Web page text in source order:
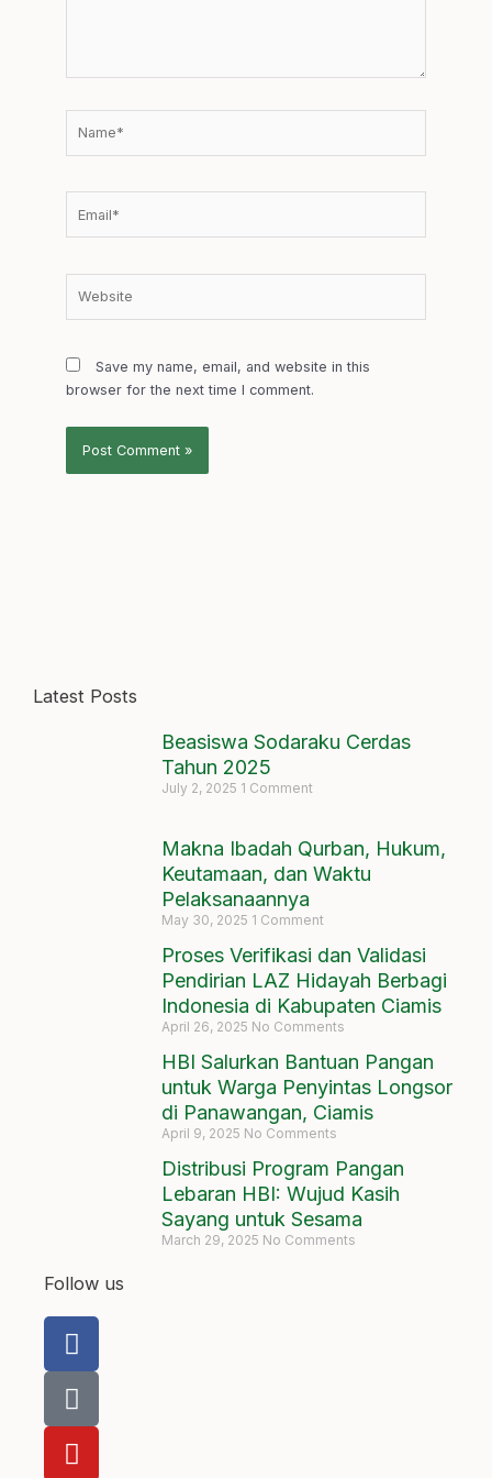
Save my name, email, and website in this
browser for the next time I comment.
Latest Posts
Beasiswa Sodaraku Cerdas
Tahun 2025
July 2, 2025 1 Comment
Makna Ibadah Qurban, Hukum,
Keutamaan, dan Waktu
Pelaksanaannya
May 30, 2025 1 Comment
Proses Verifikasi dan Validasi
Pendirian LAZ Hidayah Berbagi
Indonesia di Kabupaten Ciamis
April 26, 2025 No Comments
HBI Salurkan Bantuan Pangan
untuk Warga Penyintas Longsor
di Panawangan, Ciamis
April 9, 2025 No Comments
Distribusi Program Pangan
Lebaran HBI: Wujud Kasih
Sayang untuk Sesama
March 29, 2025 No Comments
Follow us
F
a
c
e
b
o
T
i
k
t
Y
o